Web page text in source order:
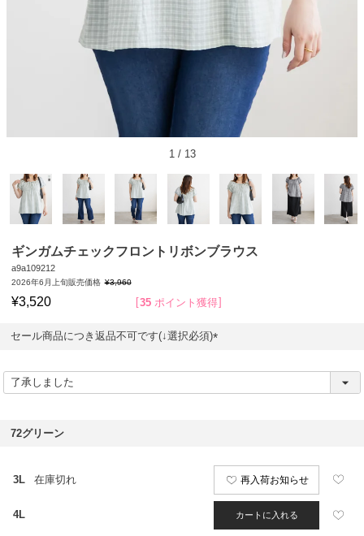
1/ 13
ギンガムチェックフロントリボンブラウス
a9a109212
2026年6月上旬販売価格 ¥3,960
¥3,520 35 ポイント獲得
セール商品につき返品不可です(↓選択必須)
必
72グリーン
3L 在庫切れ 再入荷お知らせ
4L カートに入れる